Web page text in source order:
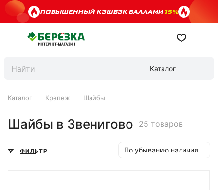
ПОВЫШЕННЫЙ КЭШБЭК БАЛЛАМИ15%
Каталог
Каталог Крепеж Шайбы
Шайбы в Звенигово 25 товаров
ФИЛЬТР По убыванию наличия